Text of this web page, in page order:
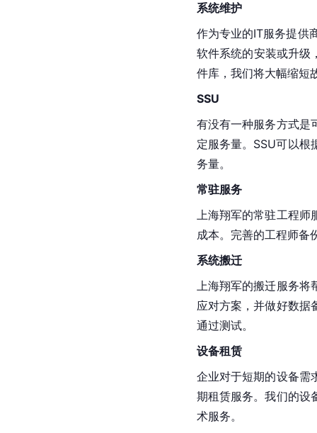
系统维护
作为专业的IT服务提供
软件系统的安装或升级
件库，我们将大幅缩短
SSU
有没有一种服务方式是
定服务量。SSU可以根
务量。
常驻服务
上海翔军的常驻工程
成本。完善的工程师备
系统搬迁
上海翔军的搬迁服务将
应对方案，并做好数据
通过测试。
设备租赁
企业对于短期的设备需
期租赁服务。我们的设
术服务。